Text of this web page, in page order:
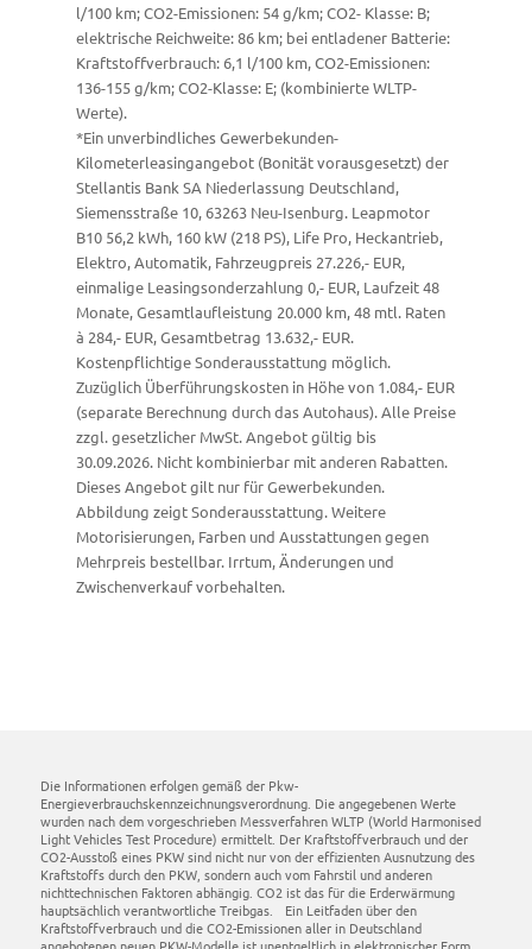
l/100 km; CO2-Emissionen: 54 g/km; CO2- Klasse: B;
elektrische Reichweite: 86 km; bei entladener Batterie:
Kraftstoffverbrauch: 6,1 l/100 km, CO2-Emissionen:
136-155 g/km; CO2-Klasse: E; (kombinierte WLTP-
Werte).
*Ein unverbindliches Gewerbekunden-
Kilometerleasingangebot (Bonität vorausgesetzt) der
Stellantis Bank SA Niederlassung Deutschland,
Siemensstraße 10, 63263 Neu-Isenburg. Leapmotor
B10 56,2 kWh, 160 kW (218 PS), Life Pro, Heckantrieb,
Elektro, Automatik, Fahrzeugpreis 27.226,- EUR,
einmalige Leasingsonderzahlung 0,- EUR, Laufzeit 48
Monate, Gesamtlaufleistung 20.000 km, 48 mtl. Raten
à 284,- EUR, Gesamtbetrag 13.632,- EUR.
Kostenpflichtige Sonderausstattung möglich.
Zuzüglich Überführungskosten in Höhe von 1.084,- EUR
(separate Berechnung durch das Autohaus). Alle Preise
zzgl. gesetzlicher MwSt. Angebot gültig bis
30.09.2026. Nicht kombinierbar mit anderen Rabatten.
Dieses Angebot gilt nur für Gewerbekunden.
Abbildung zeigt Sonderausstattung. Weitere
Motorisierungen, Farben und Ausstattungen gegen
Mehrpreis bestellbar. Irrtum, Änderungen und
Zwischenverkauf vorbehalten.
Die Informationen erfolgen gemäß der Pkw-
Energieverbrauchskennzeichnungsverordnung. Die angegebenen Werte
wurden nach dem vorgeschrieben Messverfahren WLTP (World Harmonised
Light Vehicles Test Procedure) ermittelt. Der Kraftstoffverbrauch und der
CO2-Ausstoß eines PKW sind nicht nur von der effizienten Ausnutzung des
Kraftstoffs durch den PKW, sondern auch vom Fahrstil und anderen
nichttechnischen Faktoren abhängig. CO2 ist das für die Erderwärmung
hauptsächlich verantwortliche Treibgas. Ein Leitfaden über den
Kraftstoffverbrauch und die CO2-Emissionen aller in Deutschland